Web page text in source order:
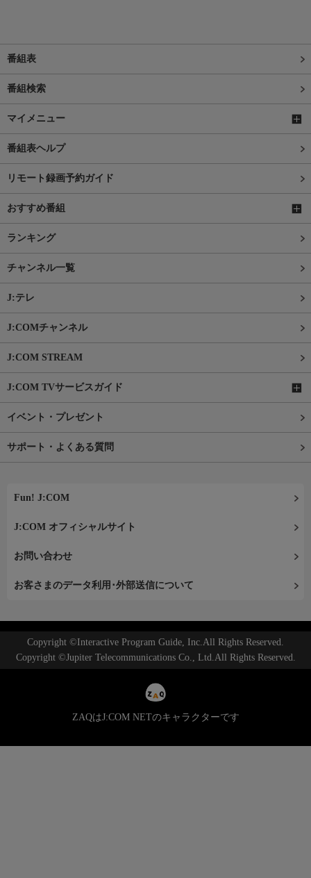
番組表
番組検索
マイメニュー
番組表ヘルプ
リモート録画予約ガイド
おすすめ番組
ランキング
チャンネル一覧
J:テレ
J:COMチャンネル
J:COM STREAM
J:COM TVサービスガイド
イベント・プレゼント
サポート・よくある質問
Fun! J:COM
J:COM オフィシャルサイト
お問い合わせ
お客さまのデータ利用･外部送信について
Copyright ©Interactive Program Guide, Inc.All Rights Reserved.
Copyright ©Jupiter Telecommunications Co., Ltd.All Rights Reserved.
ZAQはJ:COM NETのキャラクターです